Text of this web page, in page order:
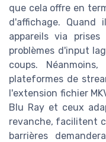
que cela offre en
d'affichage.
appareils via
problèmes d'input
coups.
plateformes de
l'extension fichier
Blu Ray et ceux
revanche, facilitent
barrières